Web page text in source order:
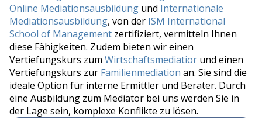
Online Mediationsausbildung und Internationale
Mediationsausbildung, von der ISM International
School of Management zertifiziert, vermitteln Ihnen
diese Fähigkeiten. Zudem bieten wir einen
Vertiefungskurs zum Wirtschaftsmediatior und einen
Vertiefungskurs zur Familienmediation an. Sie sind die
ideale Option für interne Ermittler und Berater. Durch
eine Ausbildung zum Mediator bei uns werden Sie in
der Lage sein, komplexe Konflikte zu lösen.